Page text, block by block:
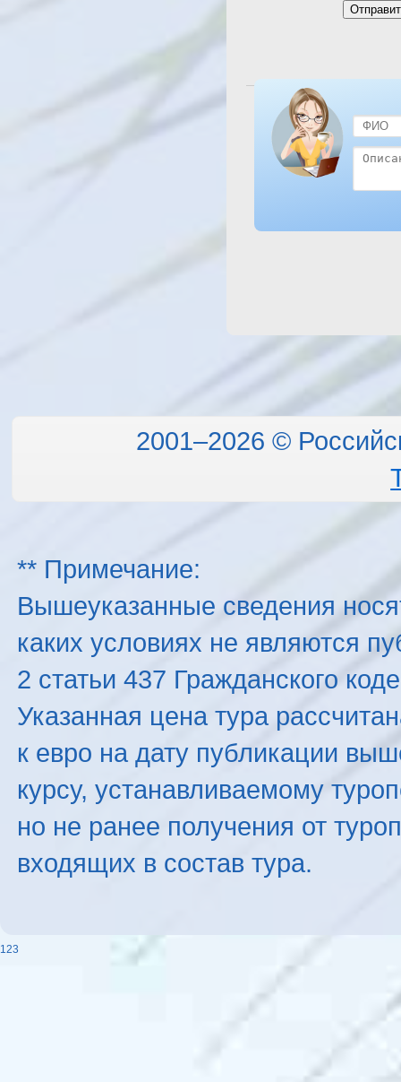
Посмотреть отель
2001–2026 ©
** Примечание:
Вышеуказанные сведения
каких условиях не являются
2 статьи 437 Гражданского
Указанная цена тура
к евро на дату публикации
курсу, устанавливаемому
но не ранее получения от
входящих в состав тура.
123